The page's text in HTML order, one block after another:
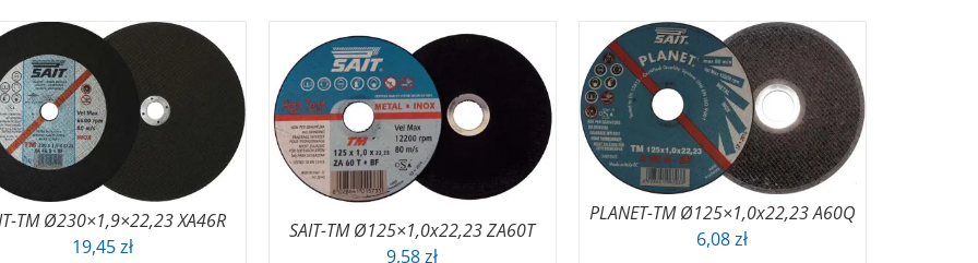
TM Ø230×1,9×22,23 XA46R
19,45zł
SAIT-TM Ø125×1,0x22,23 ZA60T
9,58zł
PLANET-TM Ø125×1,0x22,23 A60Q
6,08zł